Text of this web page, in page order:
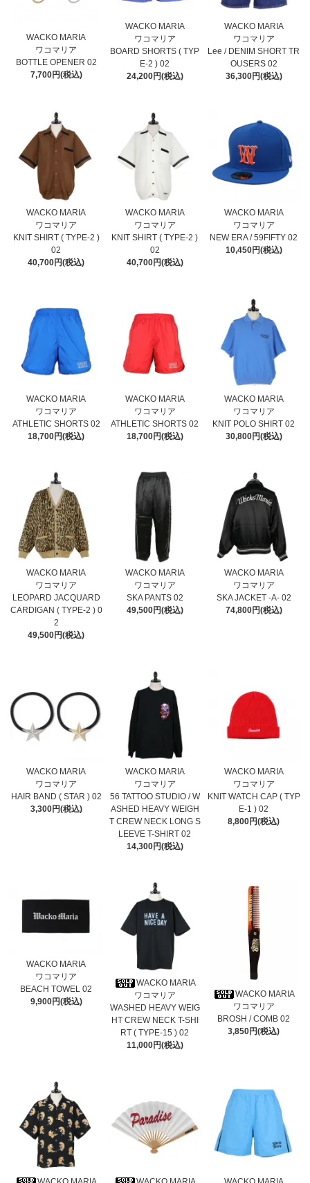
WACKO MARIA
ワコマリア
BOTTLE OPENER 02
7,700円(税込)
WACKO MARIA
ワコマリア
BOARD SHORTS ( TYP
E-2 ) 02
24,200円(税込)
WACKO MARIA
ワコマリア
Lee / DENIM SHORT TR
OUSERS 02
36,300円(税込)
WACKO MARIA
ワコマリア
KNIT SHIRT ( TYPE-2 )
02
40,700円(税込)
WACKO MARIA
ワコマリア
KNIT SHIRT ( TYPE-2 )
02
40,700円(税込)
WACKO MARIA
ワコマリア
NEW ERA / 59FIFTY 02
10,450円(税込)
WACKO MARIA
ワコマリア
ATHLETIC SHORTS 02
18,700円(税込)
WACKO MARIA
ワコマリア
ATHLETIC SHORTS 02
18,700円(税込)
WACKO MARIA
ワコマリア
KNIT POLO SHIRT 02
30,800円(税込)
WACKO MARIA
ワコマリア
LEOPARD JACQUARD
CARDIGAN ( TYPE-2 ) 0
2
49,500円(税込)
WACKO MARIA
ワコマリア
SKA PANTS 02
49,500円(税込)
WACKO MARIA
ワコマリア
SKA JACKET -A- 02
74,800円(税込)
WACKO MARIA
ワコマリア
HAIR BAND ( STAR ) 02
3,300円(税込)
WACKO MARIA
ワコマリア
56 TATTOO STUDIO / W
ASHED HEAVY WEIGH
T CREW NECK LONG S
LEEVE T-SHIRT 02
14,300円(税込)
WACKO MARIA
ワコマリア
KNIT WATCH CAP ( TYP
E-1 ) 02
8,800円(税込)
WACKO MARIA
ワコマリア
BEACH TOWEL 02
9,900円(税込)
WACKO MARIA
ワコマリア
WASHED HEAVY WEIG
HT CREW NECK T-SHI
RT ( TYPE-15 ) 02
11,000円(税込)
WACKO MARIA
ワコマリア
BROSH / COMB 02
3,850円(税込)